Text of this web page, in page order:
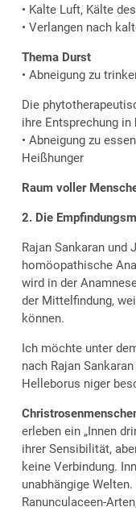
• Kalte Luft, Kälte
• Verlangen nach
Thema Durst
• Abneigung zu
Die
ihre Entsprechung in
• Abneigung zu
Heißhunger
Raum voller
2. Die
Rajan Sankaran und
homöopathische
wird in der
der Mittelfindung,
können.
Ich möchte unter
nach Rajan
Helleborus niger
erleben ein „Innen
ihrer Sensibilität,
keine Verbindung.
unabhängige
Ranunculaceen-